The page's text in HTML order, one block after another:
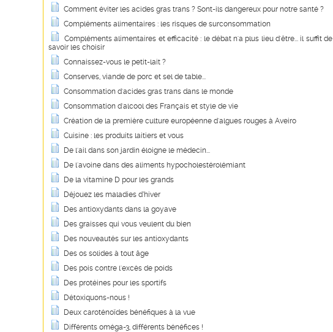
Comment éviter les acides gras trans ? Sont-ils dangereux pour notre santé ?
Compléments alimentaires : les risques de surconsommation
Compléments alimentaires et efficacité : le débat n'a plus lieu d'être... il suffit de
savoir les choisir
Connaissez-vous le petit-lait ?
Conserves, viande de porc et sel de table...
Consommation d'acides gras trans dans le monde
Consommation d'alcool des Français et style de vie
Création de la première culture européenne d'algues rouges à Aveiro
Cuisine : les produits laitiers et vous
De l'ail dans son jardin éloigne le médecin...
De l'avoine dans des aliments hypocholestérolémiant
De la vitamine D pour les grands
Déjouez les maladies d’hiver
Des antioxydants dans la goyave
Des graisses qui vous veulent du bien
Des nouveautés sur les antioxydants
Des os solides à tout âge
Des pois contre l'excès de poids
Des protéines pour les sportifs
Détoxiquons-nous !
Deux caroténoïdes bénéfiques à la vue
Différents oméga-3, différents bénéfices !